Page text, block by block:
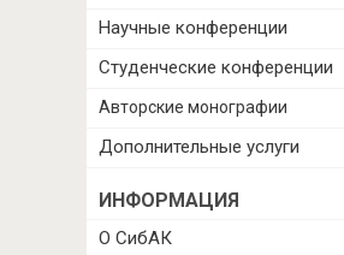
Научные конференции
Студенческие конференции
Авторские монографии
Дополнительные услуги
ИНФОРМАЦИЯ
О СибАК